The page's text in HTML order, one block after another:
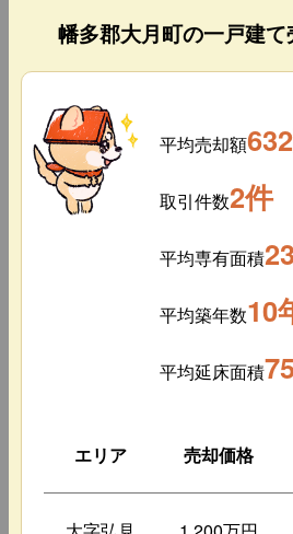
幡多郡大月町の一戸建
平均売却額
取引件数2件
平均専有面積
平均築年数10
平均延床面積
エリア 売却価格